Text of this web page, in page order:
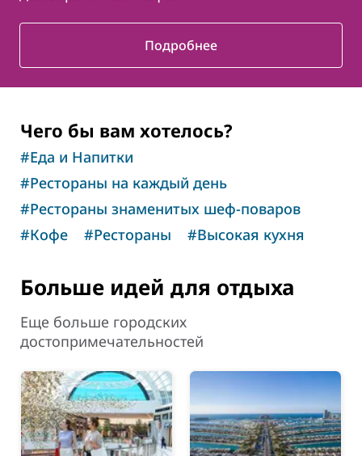
Подробнее
Чего бы вам хотелось?
#Еда и Напитки
#Рестораны на каждый день
#Рестораны знаменитых шеф-поваров
#Кофе #Рестораны #Высокая кухня
Больше идей для отдыха
Еще больше городских
достопримечательностей